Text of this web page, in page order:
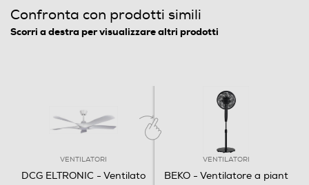
1420
Informazioni sulla sicurezza del prodotto
Confronta con prodotti simili
Scorri a destra per visualizzare altri prodotti
VENTILATORI
DCG ELTRONIC - Ventilato
VENTILATORI
BEKO - Ventilatore a piant